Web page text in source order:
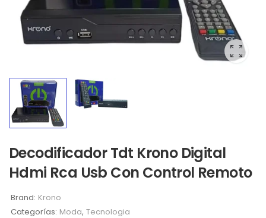
Decodificador Tdt Krono Digital
Hdmi Rca Usb Con Control Remoto
Brand: Krono
Categorías: Moda, Tecnologia